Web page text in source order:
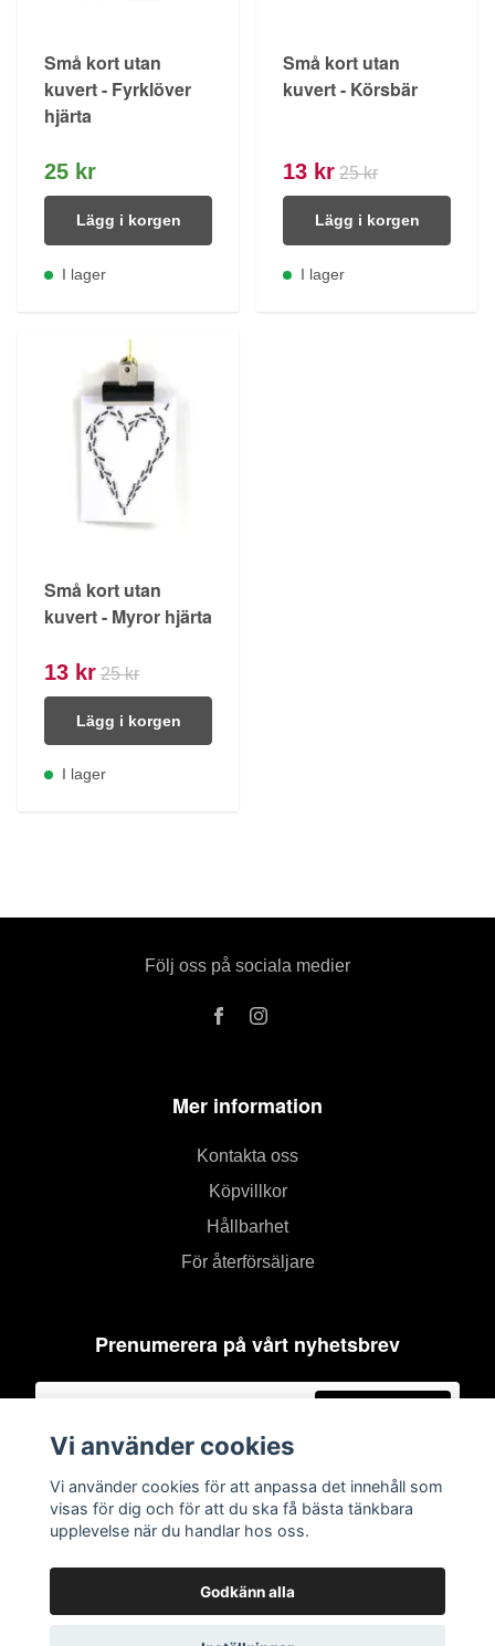
Små kort utan
kuvert - Fyrklöver
hjärta
25 kr
Lägg i korgen
I lager
Små kort utan
kuvert - Körsbär
13 kr 25 kr
Lägg i korgen
I lager
Små kort utan
kuvert - Myror hjärta
13 kr 25 kr
Lägg i korgen
I lager
Följ oss på sociala medier
Mer information
Kontakta oss
Köpvillkor
Hållbarhet
För återförsäljare
Prenumerera på vårt nyhetsbrev
Vi använder cookies
Vi använder cookies för att anpassa det innehåll som
visas för dig och för att du ska få bästa tänkbara
upplevelse när du handlar hos oss.
Godkänn alla